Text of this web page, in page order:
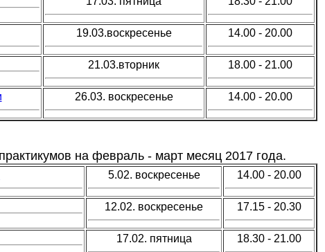
19.03.воскресенье 14.00 - 20.00
21.03.вторник 18.00 - 21.00
26.03. воскресенье 14.00 - 20.00
на февраль - март месяц 2017 года.
5.02. воскресенье 14.00 - 20.00
12.02. воскресенье 17.15 - 20.30
17.02. пятница 18.30 - 21.00